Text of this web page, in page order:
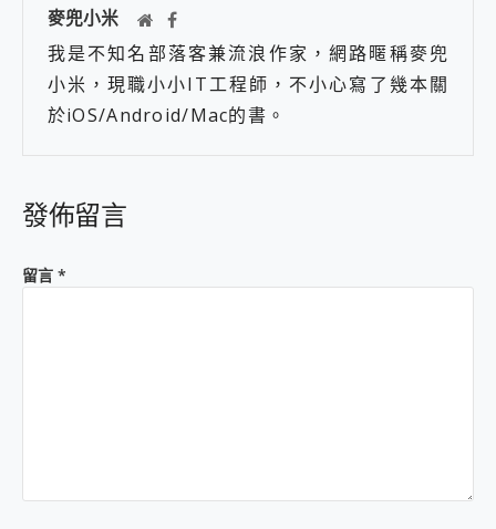
麥兜小米
我是不知名部落客兼流浪作家，網路暱稱麥兜
小米，現職小小IT工程師，不小心寫了幾本關
於iOS/Android/Mac的書。
發佈留言
留言 *